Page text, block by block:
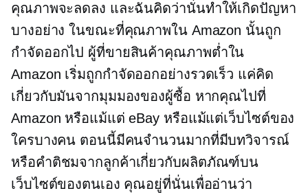
คุณภาพจะลดลง และฉันคิดว่านั่นทำให้เกิดปัญหา
บางอย่าง ในขณะที่คุณภาพใน Amazon นั้นถูก
กำจัดออกไป ผู้ที่ขายสินค้าคุณภาพต่ำใน
Amazon เริ่มถูกกำจัดออกอย่างรวดเร็ว แค่คิด
เกี่ยวกับมันจากมุมมองของผู้ซื้อ หากคุณไปที่
Amazon หรือแม้แต่ eBay หรือแม้แต่เว็บไซต์ของ
ใครบางคน ตอนนี้มีคนจำนวนมากที่มีบทวิจารณ์
หรือคำติชมจากลูกค้าเกี่ยวกับผลิตภัณฑ์บน
เว็บไซต์ของตนเอง คุณอยู่ที่นั่นเพื่ออ่านว่า